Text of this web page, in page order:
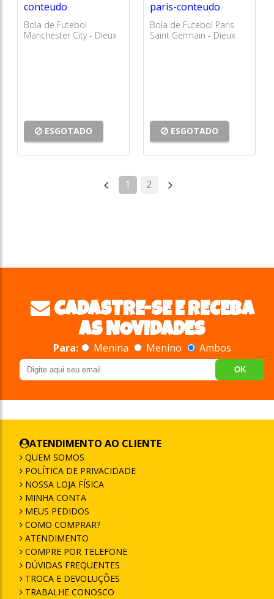
Bola de Futebol
Manchester City - Dieux
ESGOTADO
Bola de Futebol Paris
Saint Germain - Dieux
ESGOTADO
1 2
CADASTRE-SE E RECEBA
AS NOVIDADES
Para: Menina Menino Ambos
OK
ATENDIMENTO AO CLIENTE
QUEM SOMOS
POLÍTICA DE PRIVACIDADE
NOSSA LOJA FÍSICA
MINHA CONTA
MEUS PEDIDOS
COMO COMPRAR?
ATENDIMENTO
COMPRE POR TELEFONE
DÚVIDAS FREQUENTES
TROCA E DEVOLUÇÕES
TRABALHE CONOSCO